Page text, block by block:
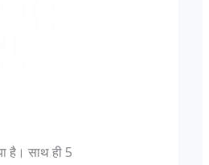
है। साथ ही 5